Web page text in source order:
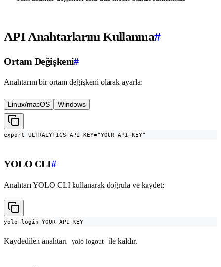
API Anahtarlarını Kullanma#
Ortam Değişkeni#
Anahtarını bir ortam değişkeni olarak ayarla:
Linux/macOS Windows
export ULTRALYTICS_API_KEY="YOUR_API_KEY"
YOLO CLI#
Anahtarı YOLO CLI kullanarak doğrula ve kaydet:
yolo login YOUR_API_KEY
Kaydedilen anahtarı yolo logout ile kaldır.